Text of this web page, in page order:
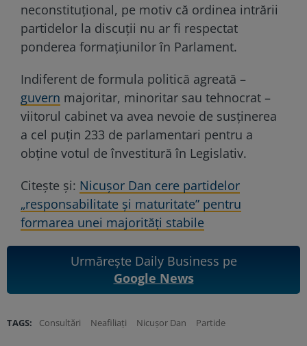
neconstituţional, pe motiv că ordinea intrării
partidelor la discuţii nu ar fi respectat
ponderea formaţiunilor în Parlament.
Indiferent de formula politică agreată –
guvern majoritar, minoritar sau tehnocrat –
viitorul cabinet va avea nevoie de susţinerea
a cel puţin 233 de parlamentari pentru a
obţine votul de învestitură în Legislativ.
Citește și: Nicușor Dan cere partidelor
„responsabilitate și maturitate” pentru
formarea unei majorități stabile
Urmărește Daily Business pe
Google News
TAGS: Consultări Neafiliați Nicușor Dan Partide